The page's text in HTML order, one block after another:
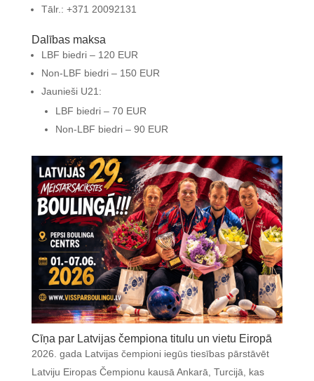
Tālr.: +371 20092131
Dalības maksa
LBF biedri – 120 EUR
Non-LBF biedri – 150 EUR
Jaunieši U21:
LBF biedri – 70 EUR
Non-LBF biedri – 90 EUR
Cīņa par Latvijas čempiona titulu un vietu Eiropā
gada Latvijas čempioni iegūs tiesības pārstāvēt
Latviju Eiropas Čempionu kausā Ankarā, Turcijā, kas